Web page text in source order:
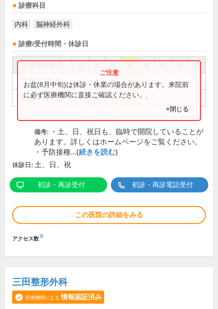
診療科目
内科 脳神経外科
診療/受付時間・休診日
祝
9:00～12:45 ● ● ● ● ●
14:00～17:30 ● ● ● ●
お盆(8月中旬)は休診・休業の場合があります。来院前
に必ず医療機関に直接ご確認ください。
×閉じる
備考:
・土、日、祝日も、臨時で開院していることが
あります。詳しくはホームページをご覧ください。
・予防接種...(続きを読む)
休診日: 土、日、祝
初診・再診受付 初診・再診電話受付
この医院の詳細をみる
アクセス数※
三田整形外科
医療機関による 情報認証済み